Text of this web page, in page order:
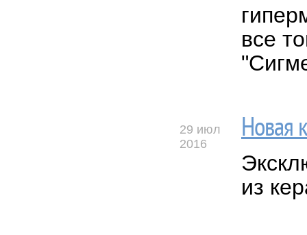
все
29 июл
2016
Новая
из